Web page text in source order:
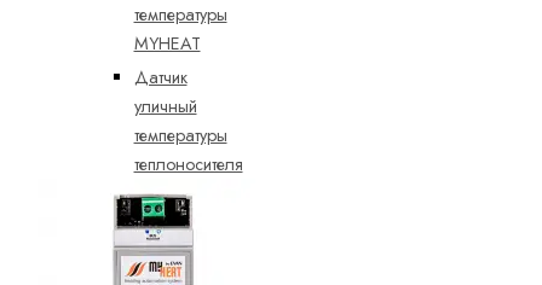
температуры
MYHEAT
Датчик
уличный
температуры
теплоносителя
MYHEAT
Радиодатчик
комнатный